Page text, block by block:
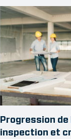
Progression
inspection et